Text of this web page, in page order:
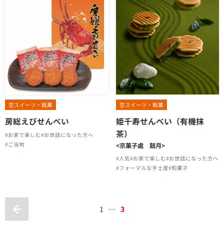
空スイーツ・銘菓
房総えびせんべい
#お家で楽しむ#お世話になった方へ
#ご当地
空スイーツ・銘菓
姫千寿せんべい（有機抹
茶）
<京菓子處 鼓月>
#人気#お家で楽しむ#お世話になった方へ
#フォーマルな手土産#和菓子
1 … 3